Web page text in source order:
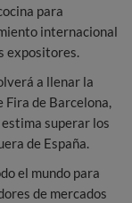
para
internacional
expositores.
a llenar la
de Barcelona,
superar los
de España.
el mundo para
de mercados